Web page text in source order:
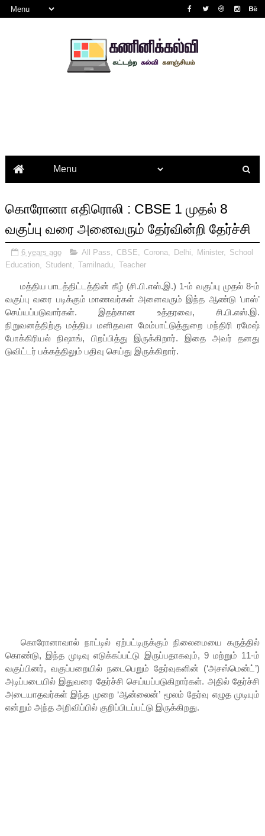
கொரோனா எதிரொலி : CBSE 1 முதல் 8
வகுப்பு வரை அனைவரும் தேர்வின்றி தேர்ச்சி
6 years ago All Pass CBSE Corona Delhi Minister,
School
Education, Student Tamilnadu Teacher
மத்திய பாடத்திட்டத்தின் கீழ் (சி.பி.எஸ்.இ.) 1-ம் வகுப்பு முதல் 8-ம்
வகுப்பு வரை படிக்கும் மாணவர்கள் அனைவரும் இந்த ஆண்டு ‘பாஸ்’
செய்யப்படுவார்கள். இதற்கான உத்தரவை, சி.பி.எஸ்.இ.
நிறுவனத்திற்கு மத்திய மனிதவள மேம்பாட்டுத்துறை மந்திரி ரமேஷ்
போக்கிரியல் நிஷாங், பிறப்பித்து இருக்கிறார். இதை அவர் தனது
டுவிட்டர் பக்கத்திலும் பதிவு செய்து இருக்கிறார்.
கொரோனாவால் நாட்டில் ஏற்பட்டிருக்கும் நிலைமையை கருத்தில்
கொண்டு, இந்த முடிவு எடுக்கப்பட்டு இருப்பதாகவும், 9 மற்றும் 11-ம்
வகுப்பினர், வகுப்பறையில் நடைபெறும் தேர்வுகளின் (‘அசஸ்மென்ட்’)
அடிப்படையில் இதுவரை தேர்ச்சி செய்யப்படுகிறார்கள். அதில் தேர்ச்சி
அடையாதவர்கள் இந்த முறை ‘ஆன்லைன்’ மூலம் தேர்வு எழுத முடியும்
என்றும் அந்த அறிவிப்பில் குறிப்பிடப்பட்டு இருக்கிறது.